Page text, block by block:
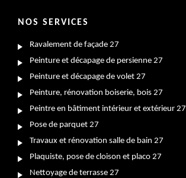
NOS SERVICES
Ravalement de façade 27
Peinture et décapage de persienne 27
Peinture et décapage de volet 27
Peinture, rénovation boiserie, bois 27
Peintre en bâtiment intérieur et extérieur 27
Pose de parquet 27
Travaux et rénovation salle de bain 27
Plaquiste, pose de cloison et placo 27
Nettoyage de terrasse 27